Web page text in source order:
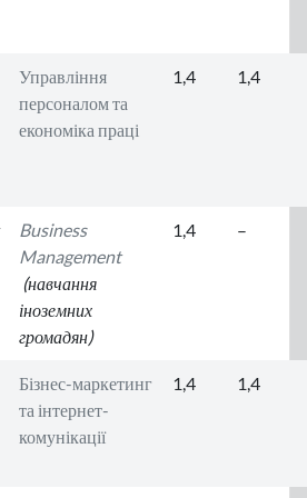
Управління
персоналом та
економіка праці
1,4 1,4
Business
Management
(навчання
іноземних
громадян)
1,4 –
Бізнес-маркетинг
та інтернет-
комунікації
1,4 1,4